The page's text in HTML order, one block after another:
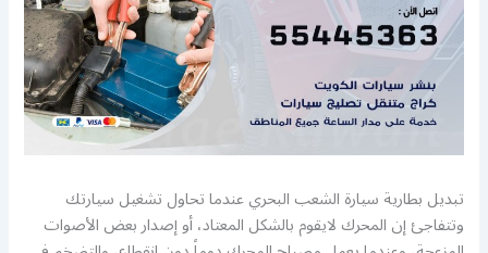
تبديل بطارية سيارة الشعب البحري عندما تحاول تشغيل سيارتك
وتتفاجئ إن المحرك لايقوم بالشكل المعتاد، أو إصدار بعض الأصوات